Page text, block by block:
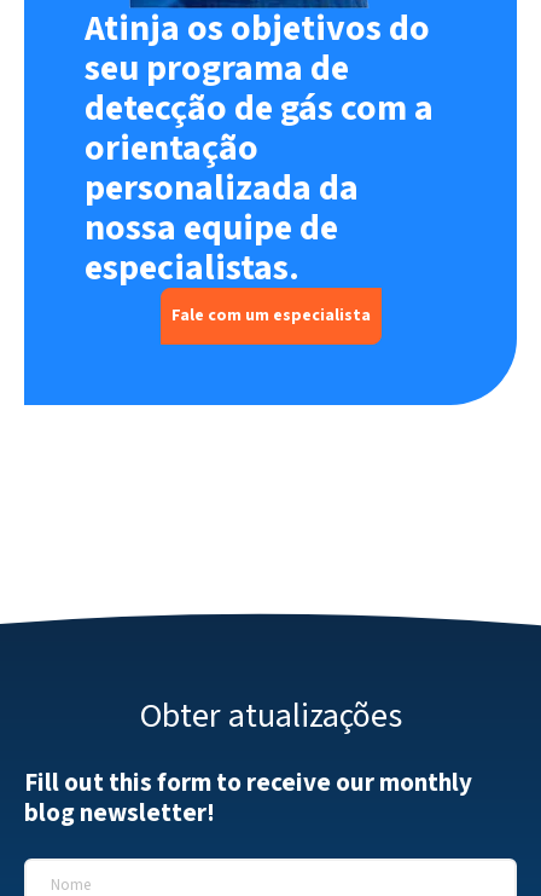
Atinja os objetivos do
seu programa de
detecção de gás com a
orientação
personalizada da
nossa equipe de
especialistas.
Fale com um especialista
Obter atualizações
Fill out this form to receive our monthly
blog newsletter!
Nome